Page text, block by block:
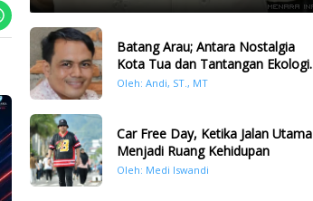
Batang Arau; Antara Nostalgia
Kota Tua dan Tantangan Ekologi
Kawasan
Oleh: Andi, ST., MT
Car Free Day, Ketika Jalan Utama
Menjadi Ruang Kehidupan
Oleh: Medi Iswandi